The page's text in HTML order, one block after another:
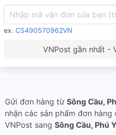
ex. CS490570962VN
VNPost gần nhất -
Gửi đơn hàng từ Sông Cầu,
nhận các sản phẩm đơn
VNPost sang Sông Cầu, Phú